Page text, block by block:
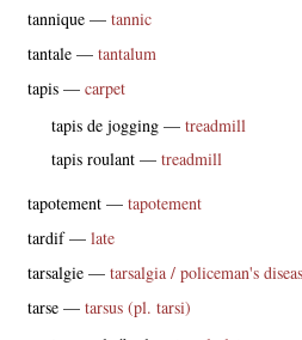
tannique — tannic
tantale — tantalum
tapis — carpet
tapis de jogging — treadmill
tapis roulant — treadmill
tapotement — tapotement
tardif— late
tarsalgie — tarsalgia / policeman's
tarse — tarsus (pl. tarsi)